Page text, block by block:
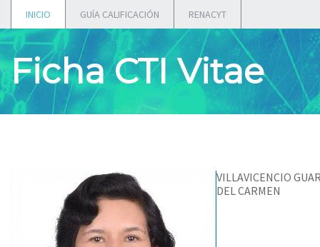
INICIO GUÍA CALIFICACIÓN RENACYT
Ficha CTI Vitae
VILLAVICENCIO
DEL CARMEN